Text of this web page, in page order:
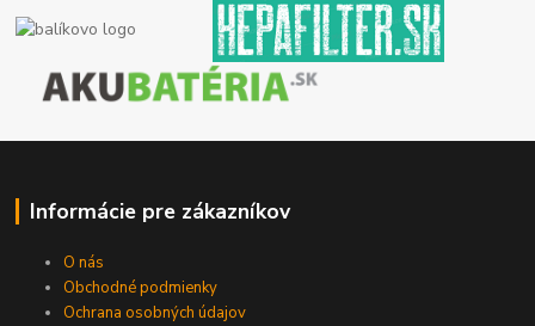
Informácie pre zákazníkov
O nás
Obchodné podmienky
Ochrana osobných údajov